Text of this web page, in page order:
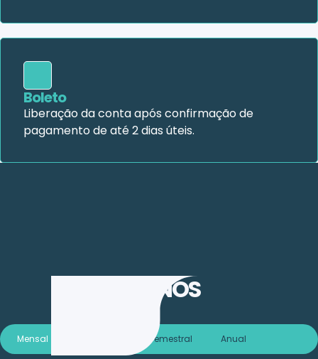
Boleto
Liberação da conta após confirmação de
pagamento de até 2 dias úteis.
PLANOS
Mensal Semestral Anual